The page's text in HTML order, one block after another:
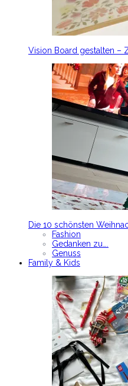
Vision Board gestalten –
Die 10 schönsten
Fashion
Gedanken zu….
Genuss
Family & Kids